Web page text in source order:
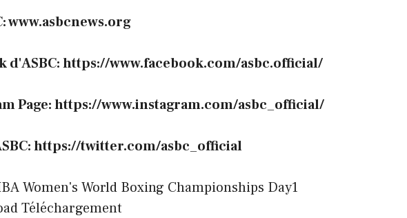
www.asbcnews.org
d'ASBC:https://www.facebook.com/asbc.official/
Page: https://www.instagram.com/asbc_official/
https://twitter.com/asbc_official
Women's World Boxing Championships Day1
Téléchargement